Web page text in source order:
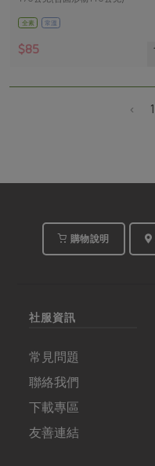
全素 常溫
$85
‹ 1
購物說明
社服資訊
常見問題
聯絡我們
下載專區
友善連結